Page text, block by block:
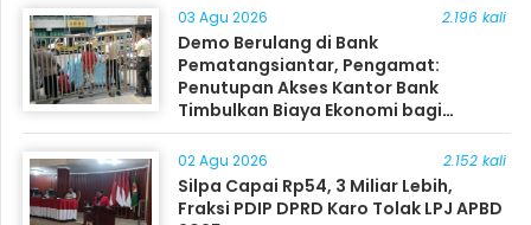
03 Agu 2026 2.196 kali
Demo Berulang di Bank
Pematangsiantar, Pengamat:
Penutupan Akses Kantor Bank
Timbulkan Biaya Ekonomi bagi
Masyarakat
02 Agu 2026 2.152 kali
Silpa Capai Rp54, 3 Miliar Lebih,
Fraksi PDIP DPRD Karo Tolak LPJ APBD